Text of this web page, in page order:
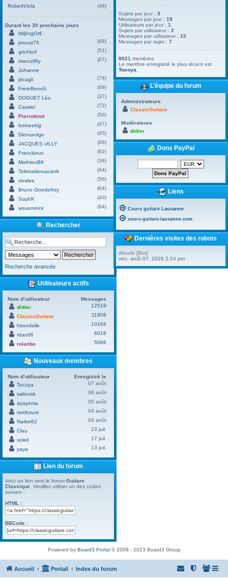
RobertViola
(46)
Durant les 30 prochains jours
M@ngOr€
proust75
(68)
grichkof
(51)
marcofifty
(67)
Johanne
jdcagli
(74)
FrereBenoît
(69)
DOGUET Léo
(37)
Cassiel
(72)
Pierrotinot
(50)
boineekig
(47)
Dienuedge
(45)
JACQUES vILLY
(66)
Franckinux
(62)
MathieuBK
(38)
Teletraderuacank
(44)
vivalee
(56)
Bruno Goedefroy
(64)
SophK
(40)
wsuemnick
(64)
Rechercher
Recherche avancée
Utilisateurs actifs
Nom d’utilisateur
Messages
didier
12519
ClassicGuitare
11908
hirondelle
10164
rdan06
6018
rolanbo
5086
Nouveaux membres
Nom d’utilisateur
Enregistré le
Tocoya
07 août
salinosk
06 août
ayayema
05 août
ramfuture
04 août
Narbe62
04 août
Clau
23 juil.
soleil
17 juil.
yaya
13 juil.
Lien du forum
Voici un lien vers le forum Guitare
Classique . Veuillez utiliser un des codes
suivant :
HTML :
BBCode :
Sujets par jour :3
Messages par jour :19
Utilisateurs par jour :1
Sujets par utilisateur :2
Messages par utilisateur :15
Messages par sujet :7
8821 membres
Le membre enregistré le plus récent est
Tocoya
L’équipe du forum
Administrateurs
ClassicGuitare
Modérateurs
didier
Dons PayPal
Liens
Cours guitare Lausanne
cours-guitare-lausanne.com
Dernières visites des robots
Ahrefs [Bot]
ven. août 07, 2026 2:24 pm
Powered by Board3 Portal© 2009 - 2023 Board3 Group
Accueil Portail Index du forum